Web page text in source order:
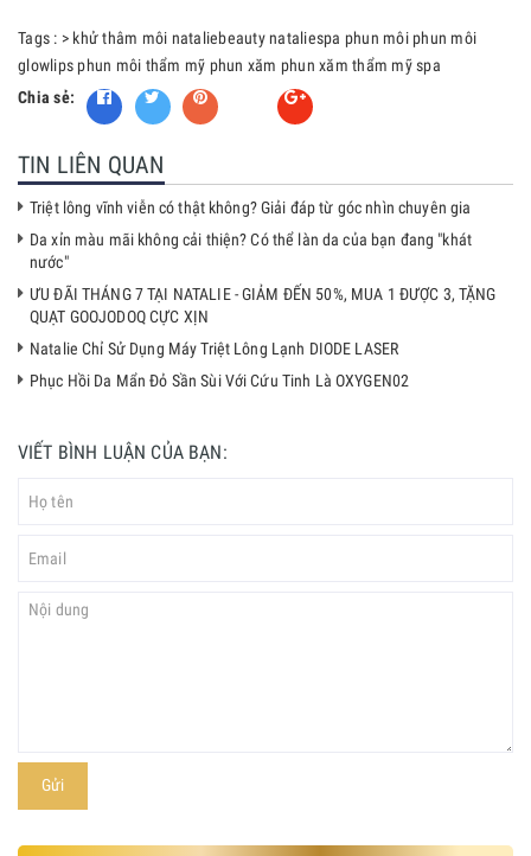
Tags : > khử thâm môi nataliebeauty nataliespa phun môi phun môi
glowlips phun môi thẩm mỹ phun xăm phun xăm thẩm mỹ spa
Chia sẻ:
TIN LIÊN QUAN
Triệt lông vĩnh viễn có thật không? Giải đáp từ góc nhìn chuyên gia
Da xỉn màu mãi không cải thiện? Có thể làn da của bạn đang "khát
nước"
ƯU ĐÃI THÁNG 7 TẠI NATALIE - GIẢM ĐẾN 50%, MUA 1 ĐƯỢC 3, TẶNG
QUẠT GOOJODOQ CỰC XỊN
Natalie Chỉ Sử Dụng Máy Triệt Lông Lạnh DIODE LASER
Phục Hồi Da Mẩn Đỏ Sần Sùi Với Cứu Tinh Là OXYGEN02
VIẾT BÌNH LUẬN CỦA BẠN:
Gửi